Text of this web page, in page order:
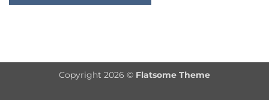
Copyright 2026 © Flatsome Theme